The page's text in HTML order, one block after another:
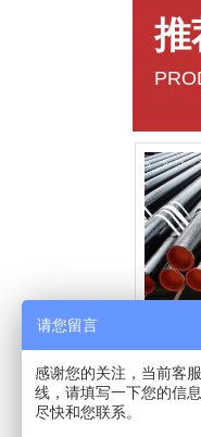
推
请您留言
感谢您的关注，当前客
线，请填写一下您的信
尽快和您联系。